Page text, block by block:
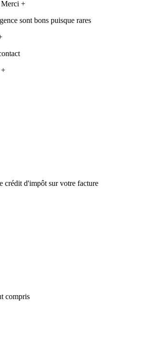
+
sont bons puisque rares
crédit d'impôt sur votre facture
compris